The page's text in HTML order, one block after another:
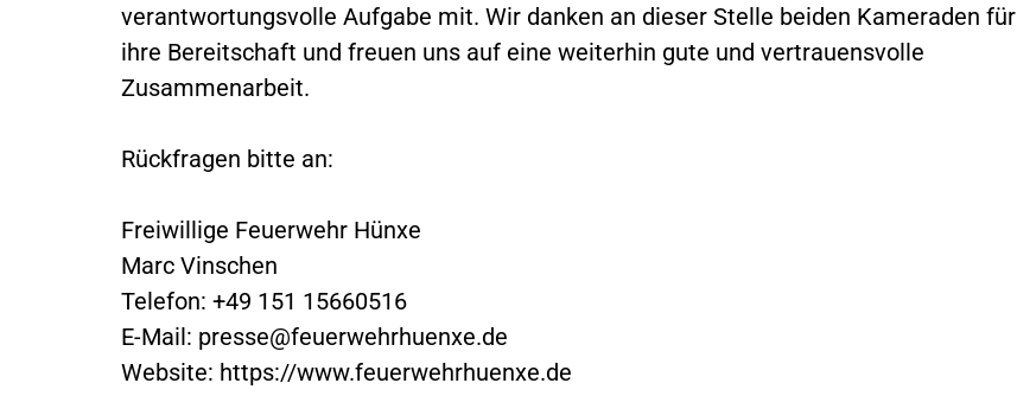
verantwortungsvolle Aufgabe mit. Wir danken an dieser Stelle beiden Kameraden für
ihre Bereitschaft und freuen uns auf eine weiterhin gute und vertrauensvolle
Zusammenarbeit.
Rückfragen bitte an:
Freiwillige Feuerwehr Hünxe
Marc Vinschen
Telefon: +49 151 15660516
E-Mail: presse@feuerwehrhuenxe.de
Website: https://www.feuerwehrhuenxe.de